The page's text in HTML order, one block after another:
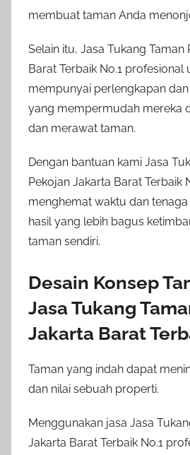
membuat taman Anda
Selain itu, Jasa Tukang Taman
Barat Terbaik No.1 profesional
mempunyai perlengkapan
yang mempermudah mereka
dan merawat taman.
Dengan bantuan kami Jasa
Pekojan Jakarta Barat Terbaik
menghemat waktu dan
hasil yang lebih bagus
taman sendiri.
Desain Konsep
Jasa Tukang
Jakarta Barat
Taman yang indah dapat
dan nilai sebuah properti.
Menggunakan jasa Jasa
Jakarta Barat Terbaik No.1